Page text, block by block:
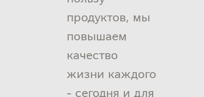
продуктов, мы
повышаем
качество
жизни каждого
- сегодня и для